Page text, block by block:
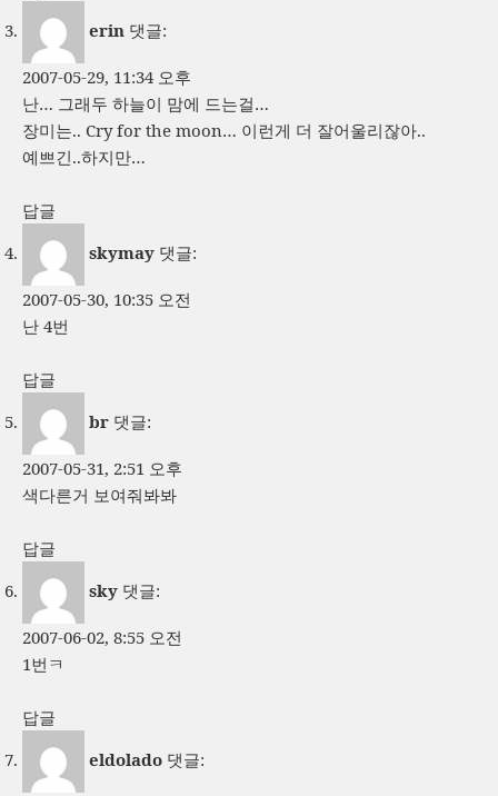
erin 댓글:
2007-05-29, 11:34 오후
난… 그래두 하늘이 맘에 드는걸…
장미는.. Cry for the moon… 이런게 더 잘어울리잖아..
예쁘긴..하지만…
답글
skymay 댓글:
2007-05-30, 10:35 오전
난 4번
답글
br 댓글:
2007-05-31, 2:51 오후
색다른거 보여줘봐봐
답글
sky 댓글:
2007-06-02, 8:55 오전
1번ㅋ
답글
eldolado 댓글: